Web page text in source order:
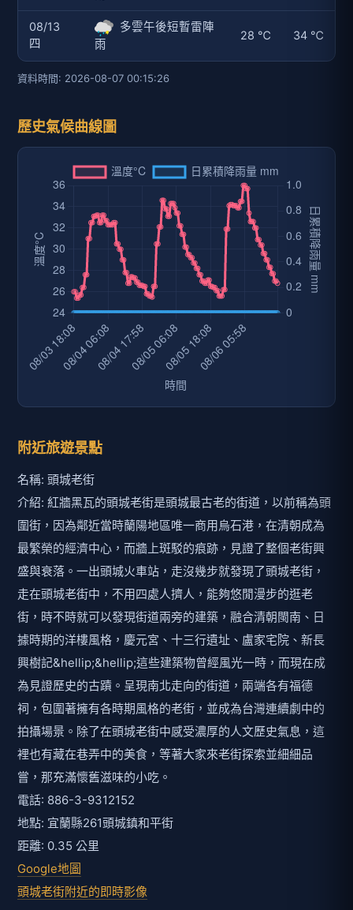
08/13
四
多雲午後短暫雷陣
雨
28 ℃ 34 ℃
資料時間: 2026-08-07 00:15:26
歷史氣候曲線圖
附近旅遊景點
名稱: 頭城老街
介紹: 紅牆黑瓦的頭城老街是頭城最古老的街道，以前稱為頭
圍街，因為鄰近當時蘭陽地區唯一商用烏石港，在清朝成為
最繁榮的經濟中心，而牆上斑駁的痕跡，見證了整個老街興
盛與衰落。一出頭城火車站，走沒幾步就發現了頭城老街，
走在頭城老街中，不用四處人擠人，能夠悠閒漫步的逛老
街，時不時就可以發現街道兩旁的建築，融合清朝閩南、日
據時期的洋樓風格，慶元宮、十三行遺址、盧家宅院、新長
興樹記&hellip;&hellip;這些建築物曾經風光一時，而現在成
為見證歷史的古蹟。呈現南北走向的街道，兩端各有福德
祠，包圍著擁有各時期風格的老街，並成為台灣連續劇中的
拍攝場景。除了在頭城老街中感受濃厚的人文歷史氣息，這
裡也有藏在巷弄中的美食，等著大家來老街探索並細細品
嘗，那充滿懷舊滋味的小吃。
電話: 886-3-9312152
地點: 宜蘭縣261頭城鎮和平街
距離: 0.35 公里
Google地圖
頭城老街附近的即時影像